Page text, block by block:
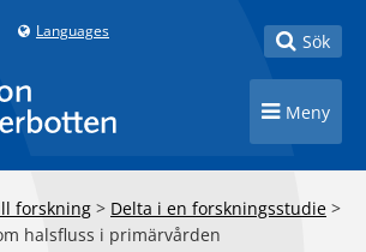
Languages Toggle
Sök
Toggle
Meny
forskning > Delta i en forskningsstudie >
halsfluss i primärvården